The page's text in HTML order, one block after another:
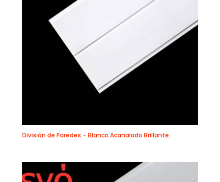
División de Paredes – Blanco Acanalado Brillante